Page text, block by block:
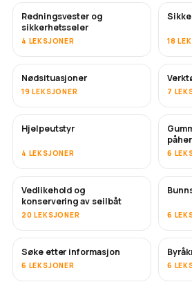
Redningsvester og
sikkerhetsseler
4 LEKSJONER 18
Nødsituasjoner
19 LEKSJONER 7
Hjelpeutstyr
4 LEKSJONER 6
Vedlikehold og
konservering av seilbåt
20 LEKSJONER 6
Søke etter informasjon
6 LEKSJONER 6